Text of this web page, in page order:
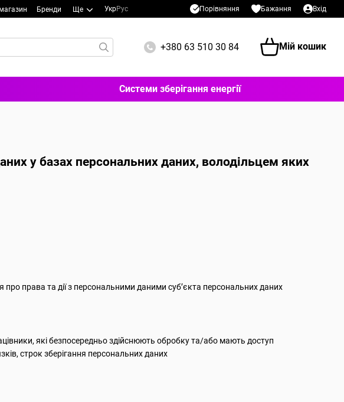
Бренди Ще УкрРус Порівняння Бажання Вхід
+380 63 510 30 84 Мій кошик
Системи зберігання енергії
у базах персональних даних, володільцем яких
права та дії з персональними даними суб’єкта персональних даних
які безпосередньо здійснюють обробку та/або мають доступ
строк зберігання персональних даних